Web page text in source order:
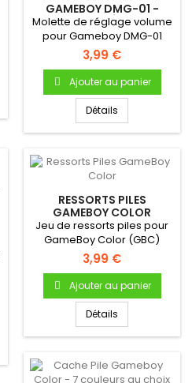
GAMEBOY DMG-01 -
MOLETTE RÉGLAGE
VOLUME
Molette de réglage volume
pour Gameboy DMG-01
3,99 €
Ajouter au panier
Détails
RESSORTS PILES
GAMEBOY COLOR
Jeu de ressorts piles pour
GameBoy Color (GBC)
3,99 €
Ajouter au panier
Détails